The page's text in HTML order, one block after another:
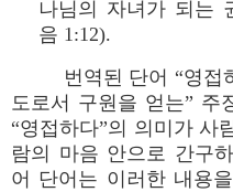
나님의 자녀가 되는
음 1:12).
번역된 단어 “영접
도로서 구원을 얻는” 주
“영접하다”의 의미가 사
람의 마음 안으로 간구
어 단어는 이러한 내용